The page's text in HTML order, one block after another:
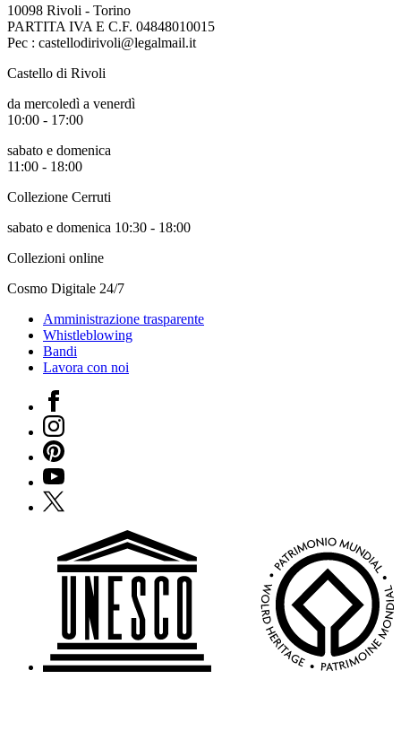
10098 Rivoli - Torino
PARTITA IVA E C.F. 04848010015
Pec : castellodirivoli@legalmail.it
Castello di Rivoli
da mercoledì a venerdì
10:00 - 17:00
sabato e domenica
11:00 - 18:00
Collezione Cerruti
sabato e domenica 10:30 - 18:00
Collezioni online
Cosmo Digitale 24/7
Amministrazione trasparente
Whistleblowing
Bandi
Lavora con noi
Facebook
Instagram
Pinterest
YouTube
X